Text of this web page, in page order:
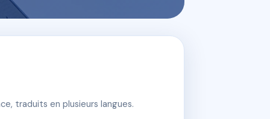
traduits en plusieurs langues.